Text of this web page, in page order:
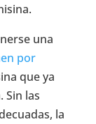
una
por
que ya
Sin las
la